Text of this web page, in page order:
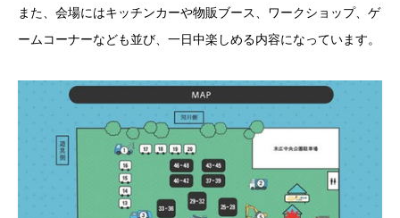
また、会場にはキッチンカーや物販ブース、ワークショップ、ゲ
ームコーナーなども並び、一日中楽しめる内容になっています。